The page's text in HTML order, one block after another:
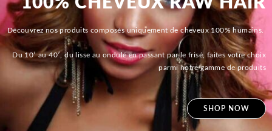
Découvrez nos produits composés uniquement de cheveux 100% humains.
Du 10′ au 40′, du lisse au ondulé en passant par le frisé, faites votre choix
parmi notre gamme de produits
SHOP NOW